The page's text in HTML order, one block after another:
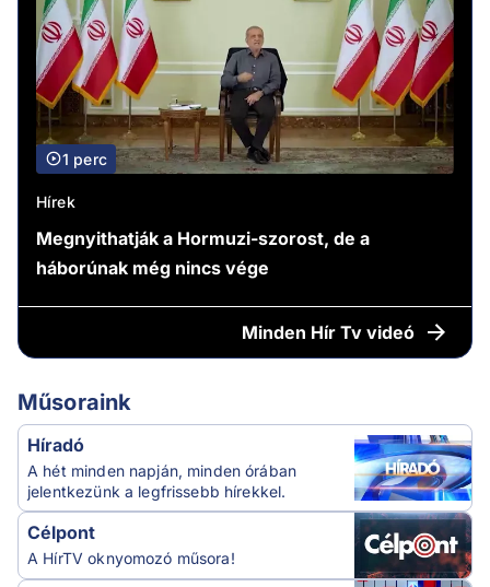
1 perc
Hírek
Megnyithatják a Hormuzi-szorost, de a
háborúnak még nincs vége
Minden Hír Tv videó
Műsoraink
Híradó
A hét minden napján, minden órában
jelentkezünk a legfrissebb hírekkel.
Célpont
A HírTV oknyomozó műsora!